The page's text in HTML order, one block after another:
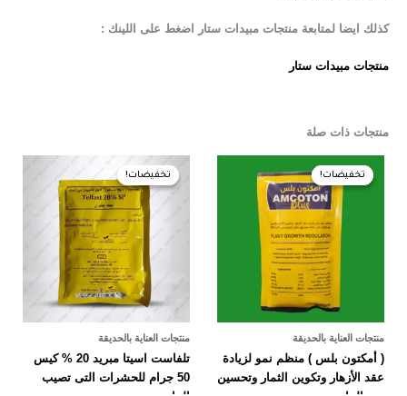
كذلك ايضا لمتابعة منتجات مبيدات ستار اضغط على اللينك :
منتجات مبيدات ستار
منتجات ذات صلة
تخفيضات!
تخفيضات!
منتجات العناية بالحديقة
( أمكتون بلس ) منظم نمو لزيادة
عقد الأزهار وتكوين الثمار وتحسين
السعر
الأصلي
هو:
160,00 EGP.
السعر
الحالي
هو:
140,00 EGP.
تخفيضات!
تخفيضات!
منتجات العناية بالحديقة
تلفاست اسيتا مبريد 20 % كيس
50 جرام للحشرات التى تصيب
السعر
الأصلي
هو:
45,00 EGP.
السعر
هو:
40,00 EGP.